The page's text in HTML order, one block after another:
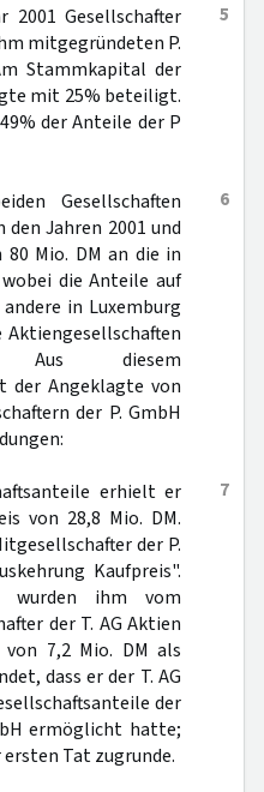
5
Gesellschafter
mitgegründeten P.
Stammkapital der
mit 25% beteiligt.
der Anteile der P
6
Gesellschaften
Jahren 2001 und
Mio. DM an die in
wobei die Anteile auf
in Luxemburg
Aktiengesellschaften
Aus diesem
der Angeklagte von
der P. GmbH
7
erhielt er
von 28,8 Mio. DM.
der P.
Kaufpreis".
wurden ihm vom
der T. AG Aktien
7,2 Mio. DM als
dass er der T. AG
der
ermöglicht hatte;
Tat zugrunde.